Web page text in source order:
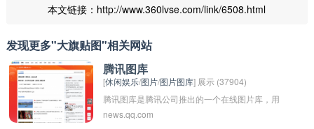
本文链接：http://www.360lvse.com/link/6508.html
发现更多"大旗贴图"相关网站
腾讯图库
[休闲娱乐/图片/图片图库] 展示 (37904)
腾讯图库是腾讯公司推出的一个在线图片库，用
户可以在该平台上浏览、搜索、下载高质量的图
news.qq.com